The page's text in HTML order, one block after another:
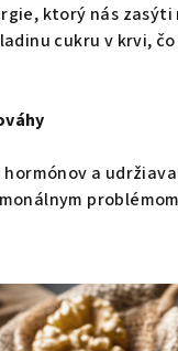
ktorý nás
cukru v krvi,
a